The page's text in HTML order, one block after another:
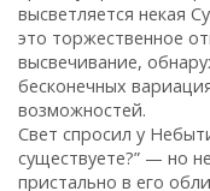
высветляется некая
это торжественное
высвечивание,
бесконечных
возможностей.
Свет спросил у
существуете?” — но
пристально в его